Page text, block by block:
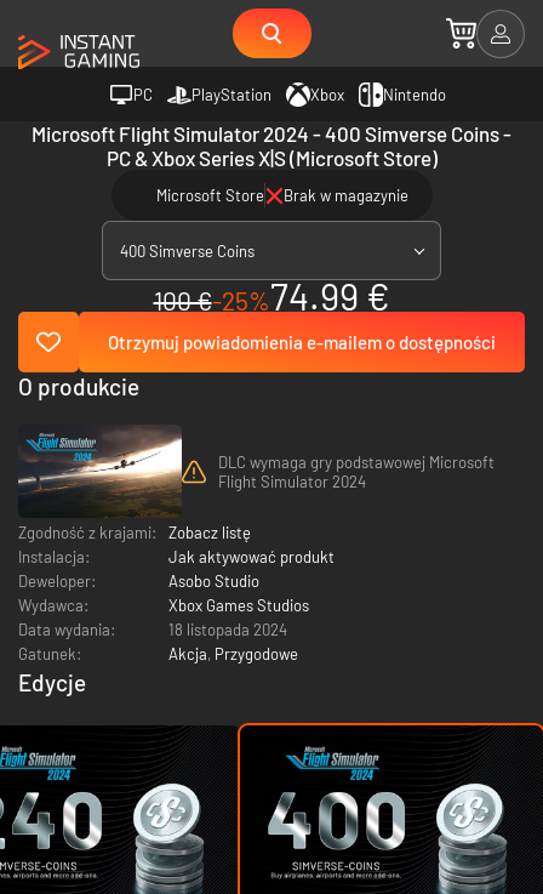
PC PlayStation Xbox Nintendo
Microsoft Flight Simulator 2024 - 400 Simverse Coins -
PC & Xbox Series X|S (Microsoft Store)
Microsoft Store Brak w magazynie
400 Simverse Coins
100 €-25%74.99 €
Otrzymuj powiadomienia e-mailem o dostępności
O produkcie
DLC wymaga gry podstawowej Microsoft
Flight Simulator 2024
Zgodność z krajami:
Zobacz listę
Instalacja:
Jak aktywować produkt
Deweloper:
Asobo Studio
Wydawca:
Xbox Games Studios
Data wydania:
18 listopada 2024
Gatunek:
Akcja, Przygodowe
Edycje